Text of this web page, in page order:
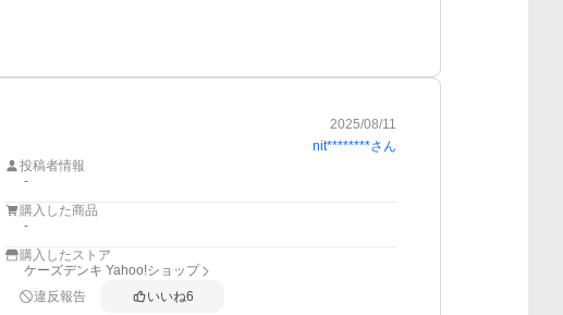
2025/08/11
nit********さん
投稿者情報
-
購入した商品
-
購入したストア
ケーズデンキ Yahoo!ショップ
違反報告
いいね6